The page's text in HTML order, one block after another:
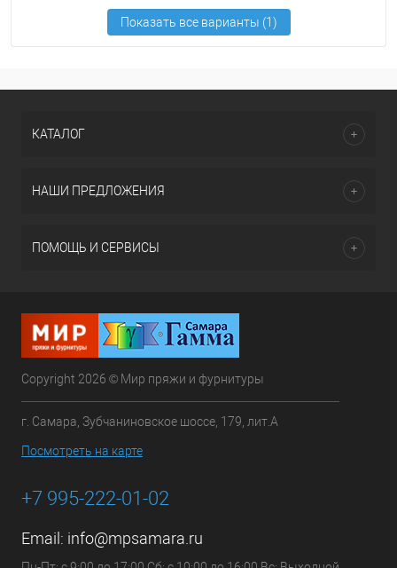
КАТАЛОГ
НАШИ ПРЕДЛОЖЕНИЯ
ПОМОЩЬ И СЕРВИСЫ
Copyright 2026 © Мир пряжи и фурнитуры
г. Самара, Зубчаниновское шоссе, 179, лит.А
Посмотреть на карте
+7 995-222-01-02
Email: info@mpsamara.ru